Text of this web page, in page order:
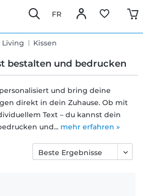
FR
Living Kissen
bestalten und bedrucken
und bring deine
direkt in dein Zuhause. Ob mit
Text – du kannst dein
und... mehr erfahren »